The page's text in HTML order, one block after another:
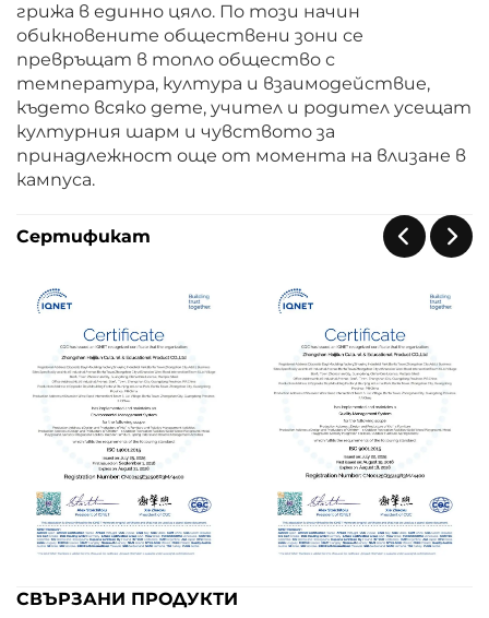
грижа в единно цяло. По този начин
обикновените обществени зони се
превръщат в топло общество с
температура, култура и взаимодействие,
където всяко дете, учител и родител усещат
културния шарм и чувството за
принадлежност още от момента на влизане в
кампуса.
Сертификат
СВЪРЗАНИ ПРОДУКТИ